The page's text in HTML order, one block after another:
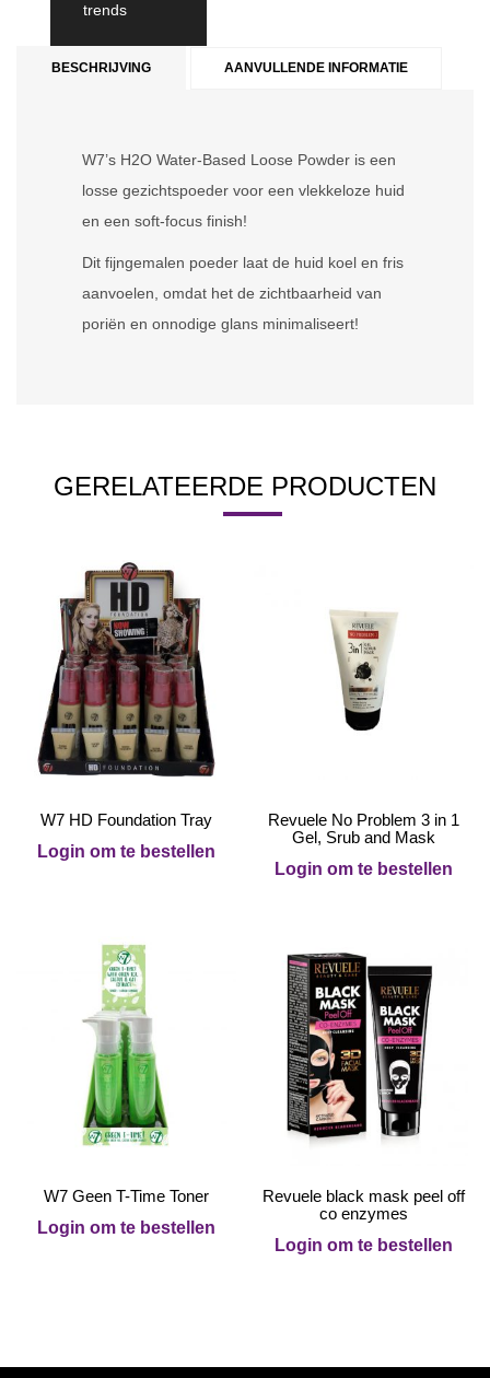
trends
BESCHRIJVING AANVULLENDE INFORMATIE
W7’s H2O Water-Based Loose Powder is een
losse gezichtspoeder voor een vlekkeloze huid
en een soft-focus finish!
Dit fijngemalen poeder laat de huid koel en fris
aanvoelen, omdat het de zichtbaarheid van
poriën en onnodige glans minimaliseert!
GERELATEERDE PRODUCTEN
W7 HD Foundation Tray
Login om te bestellen
Revuele No Problem 3 in 1
Gel, Srub and Mask
Login om te bestellen
W7 Geen T-Time Toner
Login om te bestellen
Revuele black mask peel off
co enzymes
Login om te bestellen